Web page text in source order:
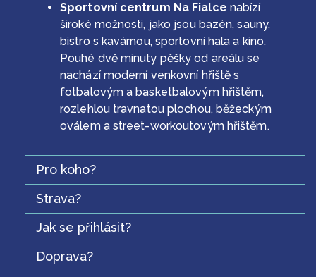
Sportovní centrum Na Fialce nabízí
široké možnosti, jako jsou bazén, sauny,
bistro s kavárnou, sportovní hala a kino.
Pouhé dvě minuty pěšky od areálu se
nachází moderní venkovní hřiště s
fotbalovým a basketbalovým hřištěm,
rozlehlou travnatou plochou, běžeckým
oválem a street-workoutovým hřištěm.
Pro koho?
Strava?
Jak se přihlásit?
Doprava?